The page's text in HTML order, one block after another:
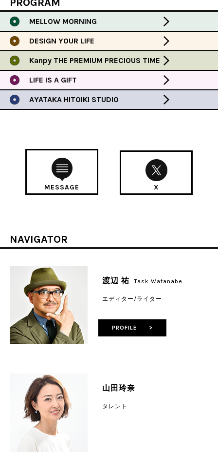
MELLOW MORNING
DESIGN YOUR LIFE
Kanpy THE PREMIUM PRECIOUS TIME
LIFE IS A GIFT
AYATAKA HITOIKI STUDIO
MESSAGE X
NAVIGATOR
渡辺 祐 Task Watanabe
エディター/ライター
山田玲奈
タレント
PROFILE >